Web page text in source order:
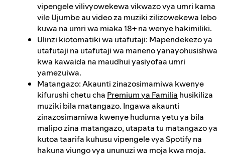
vipengele vilivyowekewa vikwazo vya umri kama
vile Ujumbe au video za muziki zilizowekewa lebo
kuwa na umri wa miaka 18+ na wenye hakimiliki.
Ulinzi kiotomatiki wa utafutaji: Mapendekezo ya
utafutaji na utafutaji wa maneno yanayohusishwa
kwa kawaida na maudhui yasiyofaa umri
yamezuiwa.
Matangazo: Akaunti zinazosimamiwa kwenye
kifurushi chetu cha Premium ya Familia husikiliza
muziki bila matangazo. Ingawa akaunti
zinazosimamiwa kwenye huduma yetu ya bila
malipo zina matangazo, utapata tu matangazo ya
kutoa taarifa kuhusu vipengele vya Spotify na
hakuna viungo vya ununuzi wa moja kwa moja.